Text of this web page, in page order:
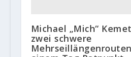
Michael „Mich“
zwei schwere